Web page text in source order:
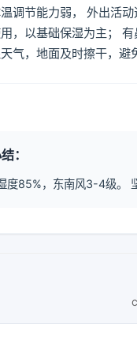
调节能力弱， 外出活
，以基础保湿为主；
气，地面及时擦干，避
：
85%，东南风3-4级。